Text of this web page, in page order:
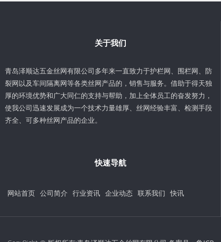
关于我们
青岛泽顺达五金丝网有限公司多年来一直致力于护栏网、围栏网、防
裂网以及车间隔离网等各类丝网产品的，销售与服务。借助于得天独
厚的环境优势和广大同仁的支持与帮助，加上全体员工的奋发努力，
使我公司迅速发展成为一个技术力量雄厚、丝网经验丰富、检测手段
齐全、可多种丝网产品的企业。
快速导航
网站首页 公司简介 行业资讯 企业动态 联系我们 快讯